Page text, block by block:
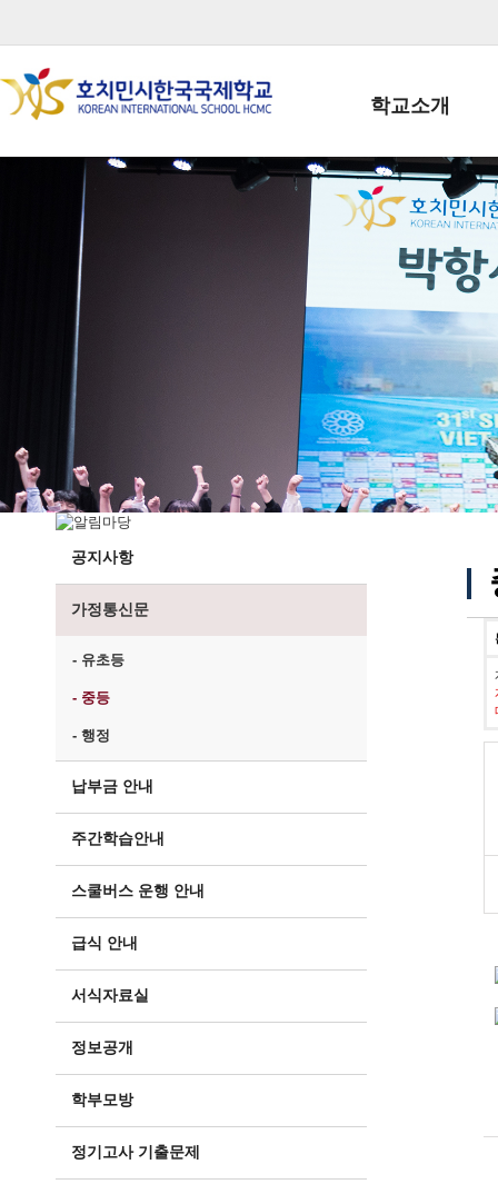
학교소개
학교장인사말
학생회장인사말
학교상징
학교 CI
교직원현황
학생현황
위치/전화
전경사진
공지사항
가정통신문
- 유초등
- 중등
- 행정
납부금 안내
주간학습안내
스쿨버스 운행 안내
급식 안내
서식자료실
정보공개
학부모방
정기고사 기출문제